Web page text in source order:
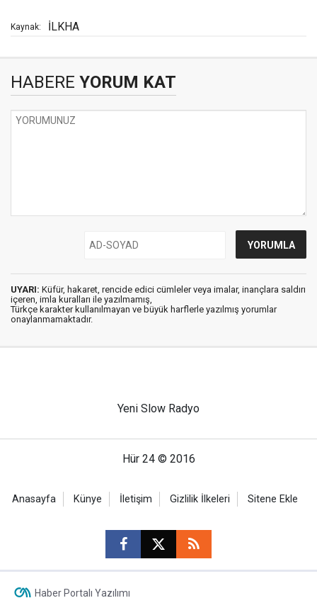
Kaynak: İLKHA
HABERE YORUM KAT
UYARI: Küfür, hakaret, rencide edici cümleler veya imalar, inançlara saldırı
içeren, imla kuralları ile yazılmamış,
Türkçe karakter kullanılmayan ve büyük harflerle yazılmış yorumlar
onaylanmamaktadır.
Yeni Slow Radyo
Hür 24 © 2016
Anasayfa Künye İletişim Gizlilik İlkeleri Sitene Ekle
Haber Portalı Yazılımı